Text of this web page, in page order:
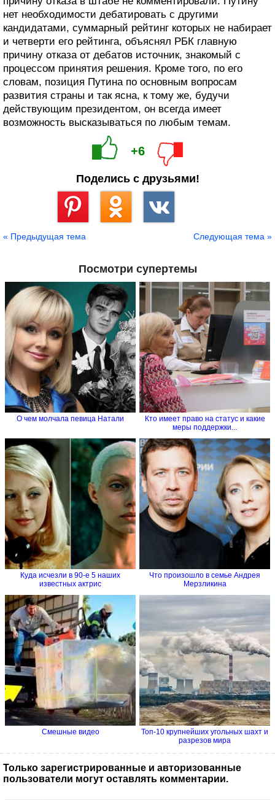
нет необходимости дебатировать с другими
кандидатами, суммарный рейтинг которых не набирает
и четверти его рейтинга, объяснял РБК главную
причину отказа от дебатов источник, знакомый с
процессом принятия решения. Кроме того, по его
словам, позиция Путина по основным вопросам
развития страны и так ясна, к тому же, будучи
действующим президентом, он всегда имеет
возможность высказываться по любым темам.
+6
Поделись с друзьями!
« Предыдущая тема Следующая тема »
Посмотри супертемы
О чем молчала певица Натали
Кто имеет право на статус и какие
меры поддержки...
Куда исчезли в 90-е 5 наших
известных актрис
Что произошло в семье Андрея
Мерзликина
Смешные видео
Топ-10 крупнейших угольных шахт и
разрезов мира
Только зарегистрированные и авторизованные
пользователи могут оставлять комментарии.